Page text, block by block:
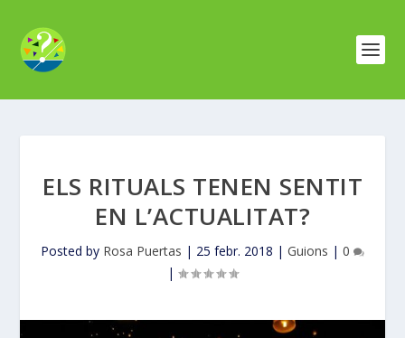
ELS RITUALS TENEN SENTIT
EN L’ACTUALITAT?
Posted by Rosa Puertas | 25 febr. 2018 | Guions | 0
|